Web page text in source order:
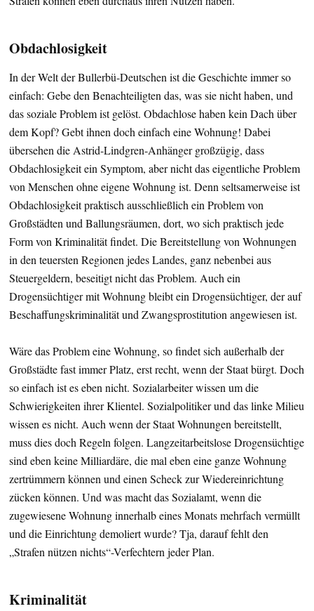
Obdachlosigkeit
In der Welt der Bullerbü-Deutschen ist die Geschichte immer so
einfach: Gebe den Benachteiligten das, was sie nicht haben, und
das soziale Problem ist gelöst. Obdachlose haben kein Dach über
dem Kopf? Gebt ihnen doch einfach eine Wohnung! Dabei
übersehen die Astrid-Lindgren-Anhänger großzügig, dass
Obdachlosigkeit ein Symptom, aber nicht das eigentliche Problem
von Menschen ohne eigene Wohnung ist. Denn seltsamerweise ist
Obdachlosigkeit praktisch ausschließlich ein Problem von
Großstädten und Ballungsräumen, dort, wo sich praktisch jede
Form von Kriminalität findet. Die Bereitstellung von Wohnungen
in den teuersten Regionen jedes Landes, ganz nebenbei aus
Steuergeldern, beseitigt nicht das Problem. Auch ein
Drogensüchtiger mit Wohnung bleibt ein Drogensüchtiger, der auf
Beschaffungskriminalität und Zwangsprostitution angewiesen ist.
Wäre das Problem eine Wohnung, so findet sich außerhalb der
Großstädte fast immer Platz, erst recht, wenn der Staat bürgt. Doch
so einfach ist es eben nicht. Sozialarbeiter wissen um die
Schwierigkeiten ihrer Klientel. Sozialpolitiker und das linke Milieu
wissen es nicht. Auch wenn der Staat Wohnungen bereitstellt,
muss dies doch Regeln folgen. Langzeitarbeitslose Drogensüchtige
sind eben keine Milliardäre, die mal eben eine ganze Wohnung
zertrümmern können und einen Scheck zur Wiedereinrichtung
zücken können. Und was macht das Sozialamt, wenn die
zugewiesene Wohnung innerhalb eines Monats mehrfach vermüllt
und die Einrichtung demoliert wurde? Tja, darauf fehlt den
„Strafen nützen nichts“-Verfechtern jeder Plan.
Kriminalität